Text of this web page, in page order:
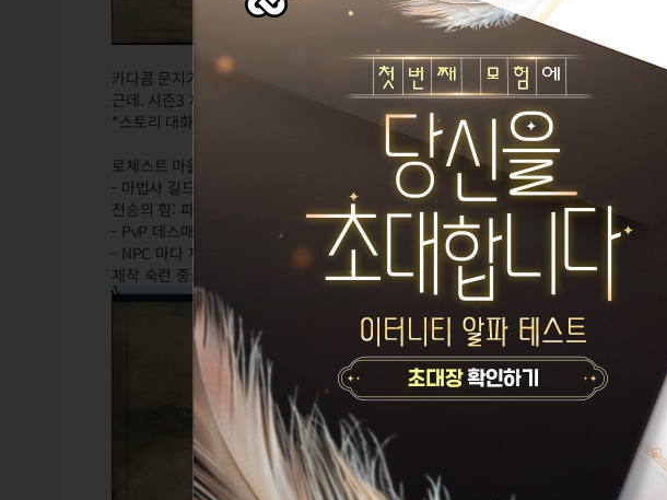
카다콤 문지기를 하지 않으면. 드윈을 살릴 수 있음.
근데. 시즌3 제작도 시나리오 진행도 안됨.
*스토리 대화 전에 전투를 완료하면. 죽지않고. 진행이 가능하기도 한거 같음.
로체스트 마을
- 마법사 길드 : 디아난 - 소재합성 (1억골드 강화) 추가피해 / 스킬 각성도 / 조합 분해 가능
전승의 힘: 파편 / 봉인의 힘: 파편'으로 소재합성에 사용.
- PvP 데스매치 병사 : 아티팩트 구입 가능
- NPC 마다 제작 방법을 배울 수 있습니다.
제작 숙련 중급 부터는. 직접 아이템 분해가 가능.